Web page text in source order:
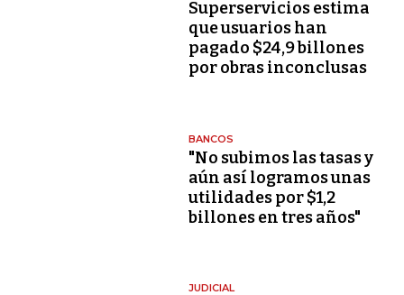
Superservicios estima
que usuarios han
pagado $24,9 billones
por obras inconclusas
BANCOS
"No subimos las tasas y
aún así logramos unas
utilidades por $1,2
billones en tres años"
JUDICIAL